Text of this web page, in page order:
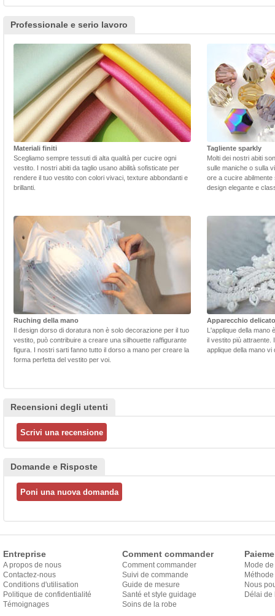
Professionale e serio lavoro
Materiali finiti
Scegliamo sempre tessuti di alta qualità per cucire ogni
vestito. I nostri abiti da taglio usano abilità sofisticate per
rendere il tuo vestito con colori vivaci, texture abbondanti e
brillanti.
Tagliente sparkly
Molti dei nostri abiti
sulle maniche o sulla
ore a cucire
design elegante e
Ruching della mano
Il design dorso di doratura non è solo decorazione per il tuo
vestito, può contribuire a creare una silhouette raffigurante
figura. I nostri sarti fanno tutto il dorso a mano per creare la
forma perfetta del vestito per voi.
Apparecchio delicato
L'applique della mano
il vestito più attraente.
applique della mano
Recensioni degli utenti
Domande e Risposte
Entreprise
A propos de nous
Contactez-nous
Conditions d'utilisation
Politique de confidentialité
Témoignages
Comment commander
Comment commander
Suivi de commande
Guide de mesure
Santé et style guidage
Soins de la robe
Mode
Nous
Délai de